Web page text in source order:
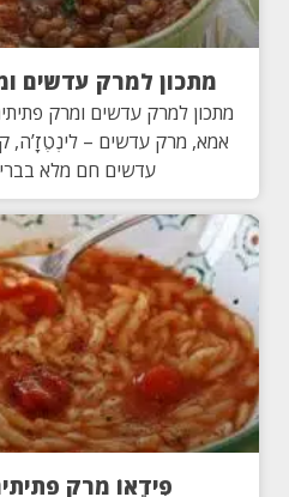
מתכון למרק עדשים
מתכון למרק עדשים ומרק
אמא, מרק עדשים – לינְטֶזָ’ה,
עדשים חם מלא
פִידֶאוֹ מרק